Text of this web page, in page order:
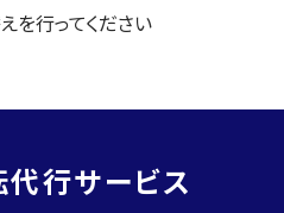
を行ってください
行サービス